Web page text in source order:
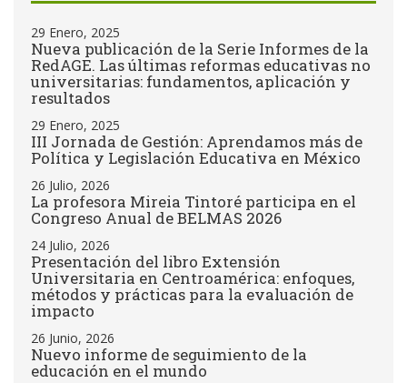
29 Enero, 2025
Nueva publicación de la Serie Informes de la
RedAGE. Las últimas reformas educativas no
universitarias: fundamentos, aplicación y
resultados
29 Enero, 2025
III Jornada de Gestión: Aprendamos más de
Política y Legislación Educativa en México
26 Julio, 2026
La profesora Mireia Tintoré participa en el
Congreso Anual de BELMAS 2026
24 Julio, 2026
Presentación del libro Extensión
Universitaria en Centroamérica: enfoques,
métodos y prácticas para la evaluación de
impacto
26 Junio, 2026
Nuevo informe de seguimiento de la
educación en el mundo